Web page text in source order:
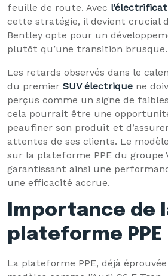
feuille de route. Avec
cette stratégie, il devient crucial
Bentley opte pour un
plutôt qu’une transition brusque.
Les retards observés dans le
du premier SUV électrique ne
perçus comme un signe de
cela pourrait être une
peaufiner son produit et
attentes de ses clients. Le
sur la plateforme PPE du groupe
garantissant ainsi une
une efficacité accrue.
Importance de
plateforme PPE
La plateforme PPE, déjà